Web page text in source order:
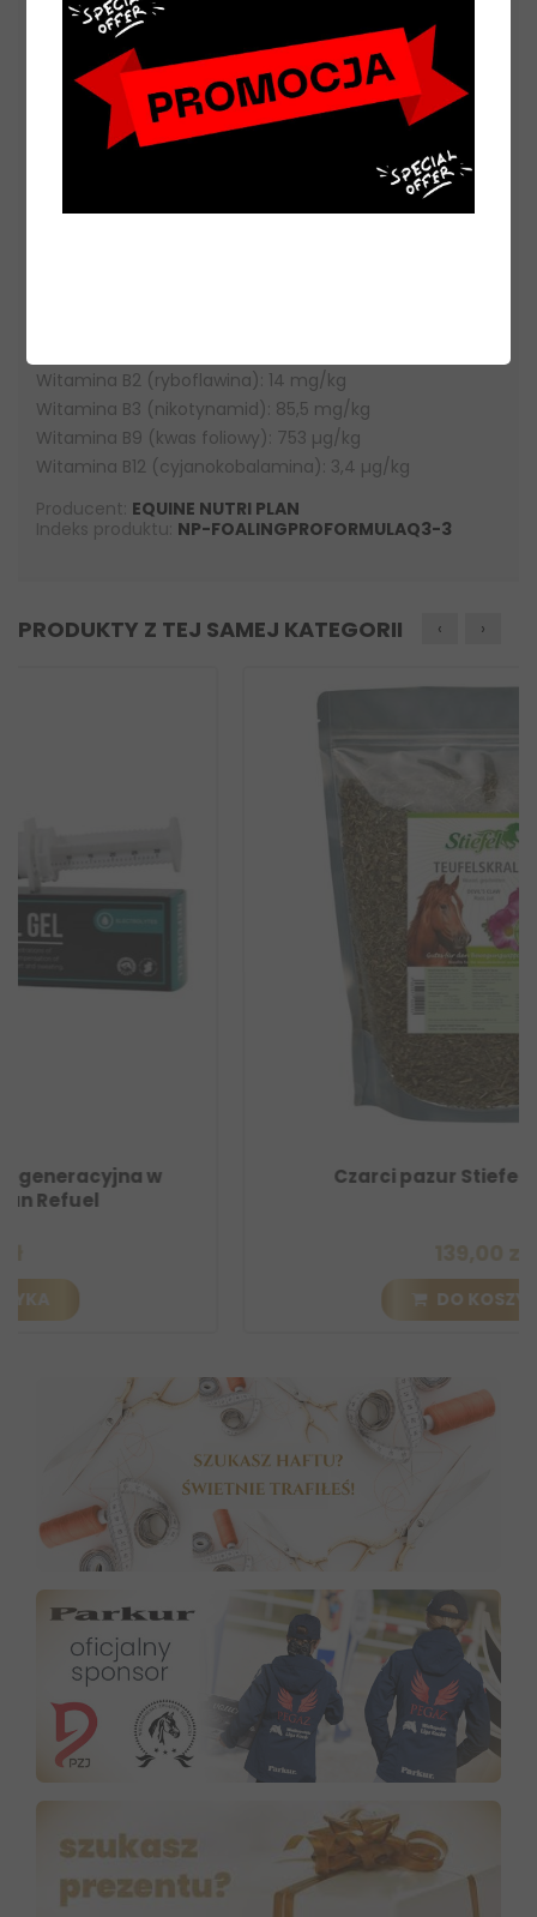
Mikroelementy:
Żelazo: 2200 mg/kg
Miedź: 2900 mg/kg
Cynk: 7700 mg/kg
Mangan: 2000 mg/kg
Selen: 34 mg/kg
Witamina B2 (ryboflawina): 14 mg/kg
Witamina B3 (nikotynamid): 85,5 mg/kg
Witamina B9 (kwas foliowy): 753 µg/kg
Witamina B12 (cyjanokobalamina): 3,4 µg/kg
Producent: EQUINE NUTRI PLAN
Indeks produktu: NP-FOALINGPROFORMULAQ3-3
PRODUKTY Z TEJ SAMEJ KATEGORII
Czarci pazur Stiefel - granulat
‹ ›